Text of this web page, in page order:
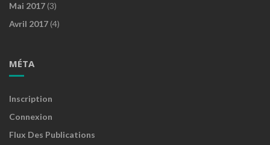
Mai 2017 (3)
Avril 2017 (4)
MÉTA
Inscription
Connexion
Flux Des Publications